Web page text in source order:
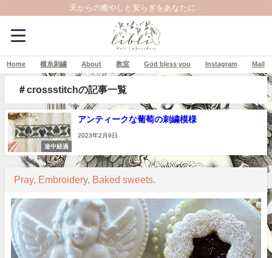
天からの癒やしと安らぎをあなたに…
Home 横糸刺繍 About 教室 God bless you Instagram Mail
＃crossstitchの記事一覧
途中経過
アンティークな葡萄の刺繍模様
2023年2月9日
Pray, Embroidery, Baked sweets.